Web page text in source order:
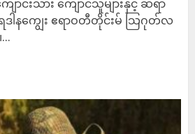
င်းသား ကျောင်သူများနှင့် ဆရာ
ဒါနကျွေး ဧရာဝတီတိုင်းမ် သြဂုတ်လ